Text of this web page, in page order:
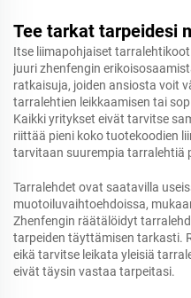
Tee tarkat tarpeidesi
Itse liimapohjaiset
juuri zhenfengin
ratkaisuja, joiden ansiosta voit
tarralehtien leikkaamisen tai
Kaikki yritykset eivät tarvitse
riittää pieni koko tuotekoodien
tarvitaan suurempia tarralehtiä
Tarralehdet ovat saatavilla
muotoiluvaihtoehdoissa,
Zhenfengin räätälöidyt
tarpeiden täyttämisen tarkasti.
eikä tarvitse leikata yleisiä
eivät täysin vastaa tarpeitasi.